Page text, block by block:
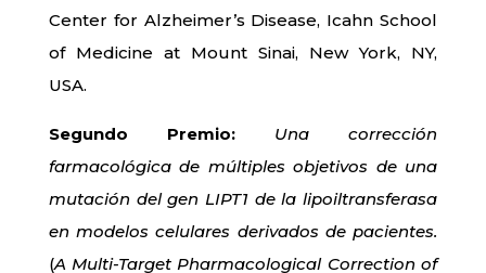
Center for Alzheimer’s Disease, Icahn School
of Medicine at Mount Sinai, New York, NY,
USA.
Segundo Premio: Una corrección
farmacológica de múltiples objetivos de una
mutación del gen LIPT1 de la lipoiltransferasa
en modelos celulares derivados de pacientes.
(A Multi-Target Pharmacological Correction of